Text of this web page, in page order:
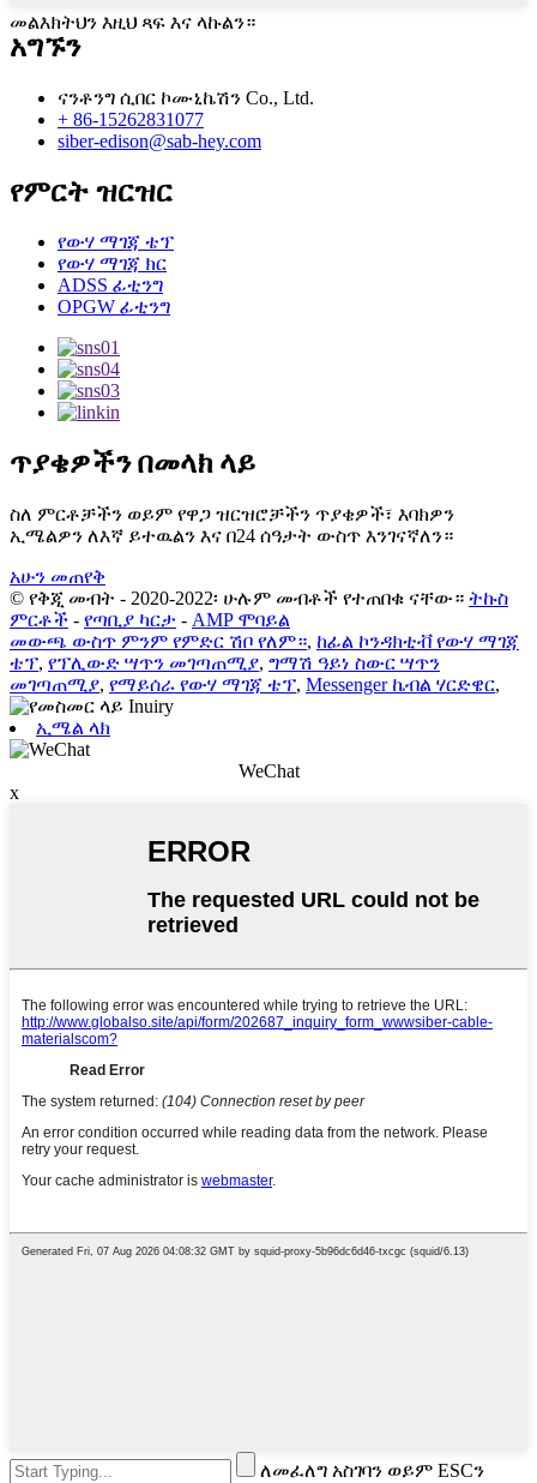
መልእክትህን እዚህ ጻፍ እና ላኩልን።
አግኙን
ናንቶንግ ሲበር ኮሙኒኬሽን Co., Ltd.
+ 86-15262831077
siber-edison@sab-hey.com
የምርት ዝርዝር
የውሃ ማገጃ ቴፕ
የውሃ ማገጃ ክር
ADSS ፊቲንግ
OPGW ፊቲንግ
ጥያቄዎችን በመላክ ላይ
ስለ ምርቶቻችን ወይም የዋጋ ዝርዝሮቻችን ጥያቄዎች፣ እባክዎን
ኢሜልዎን ለእኛ ይተዉልን እና በ24 ሰዓታት ውስጥ እንገናኛለን።
አሁን መጠየቅ
© የቅጂ መብት - 2020-2022፡ ሁሉም መብቶች የተጠበቁ ናቸው። ትኩስ
ምርቶች - የጣቢያ ካርታ - AMP ሞባይል
መውጫ ውስጥ ምንም የምድር ሽቦ የለም።, ከፊል ኮንዳክቲቭ የውሃ ማገጃ
ቴፕ, የፕሊውድ ሣጥን መገጣጠሚያ, ግማሽ ዓይነ ስውር ሣጥን
መገጣጠሚያ, የማይሰራ የውሃ ማገጃ ቴፕ, Messenger ኬብል ሃርድዌር,
ኢሜል ላክ
WeChat
x
ለመፈለግ አስገባን ወይም ESCን